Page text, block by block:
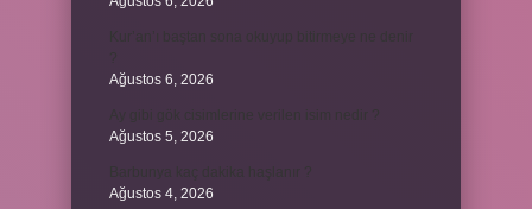
Ağustos 6, 2026
Ağustos 5, 2026
Ağustos 4, 2026